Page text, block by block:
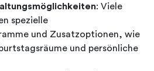
: Viele
spezielle
und Zusatzoptionen, wie
und persönliche